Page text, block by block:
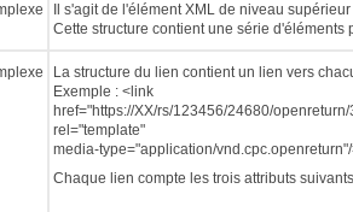
Il s'agit de l'élément XML de niveau
Cette structure contient une série d'éléments
La structure du lien contient un lien vers
Exemple : <link
href="https://XX/rs/123456/24680/
rel="template"
media-type="application/
Chaque lien compte les trois attributs